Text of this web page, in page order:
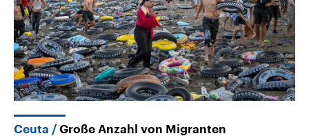
Ceuta
Große Anzahl von Migranten